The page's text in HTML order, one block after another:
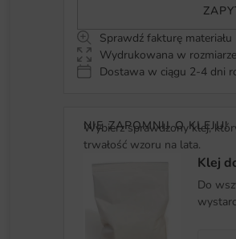
Sprawdź fakturę materiału
Wydrukowana w
Dostawa w ciągu 2-4 dni
NIE ZAPOMNIJ O KLEJU!
Wybierz sprawdzony klej,
trwałość wzoru na lata.
Klej
Do